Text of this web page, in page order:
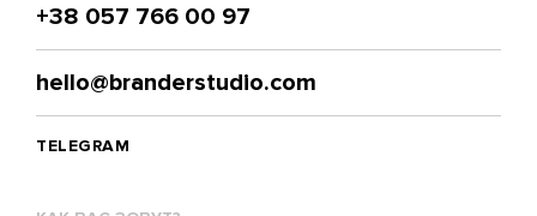
+38 057 766 00 97
hello@branderstudio.com
TELEGRAM